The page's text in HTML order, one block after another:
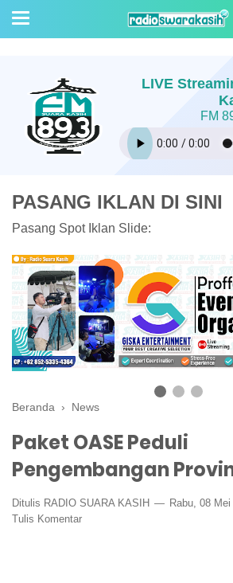
LIVE
FM
PASANG IKLAN DI SINI
Pasang Spot Iklan Slide:
Beranda › News
Paket OASE Peduli
Pengembangan
Ditulis RADIO SUARA KASIH
Rabu, 08
Tulis Komentar